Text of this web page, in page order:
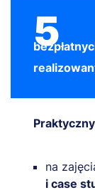
5
na
i case